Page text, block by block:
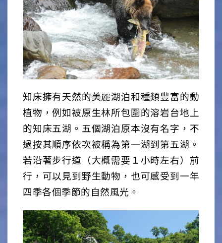
知床擁有天然的美麗湖泊和種類豐富的動
植物，例如被原生林所包圍的溶岩台地上
的知床五湖。五個湖泊原本沒有名字，不
過按其順序依次被稱為第一湖到第五湖。
若沿著步行道（大概需要１小時左右）前
行，可以見到野生動物，也可感受到一年
四季各個季節的自然風光。